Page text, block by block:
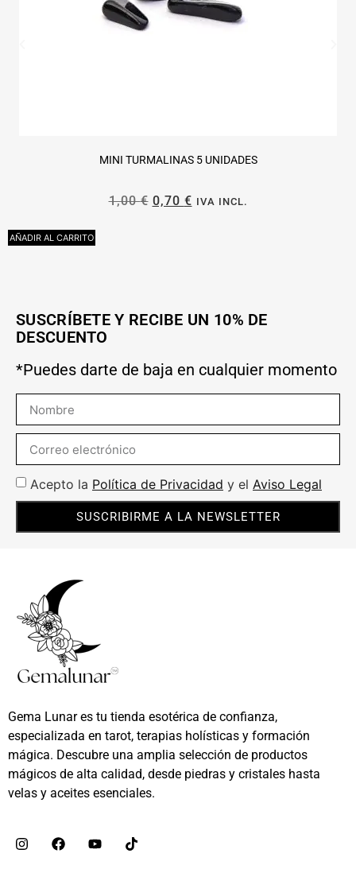
MINI TURMALINAS 5 UNIDADES
1,00€ 0,70 € IVA INCL.
AÑADIR AL CARRITO
SUSCRÍBETE Y RECIBE UN 10% DE
DESCUENTO
*Puedes darte de baja en cualquier momento
Acepto la Política de Privacidad y el Aviso Legal
SUSCRIBIRME A LA NEWSLETTER
Gema Lunar es tu tienda esotérica de confianza,
especializada en tarot, terapias holísticas y formación
mágica. Descubre una amplia selección de productos
mágicos de alta calidad, desde piedras y cristales hasta
velas y aceites esenciales.